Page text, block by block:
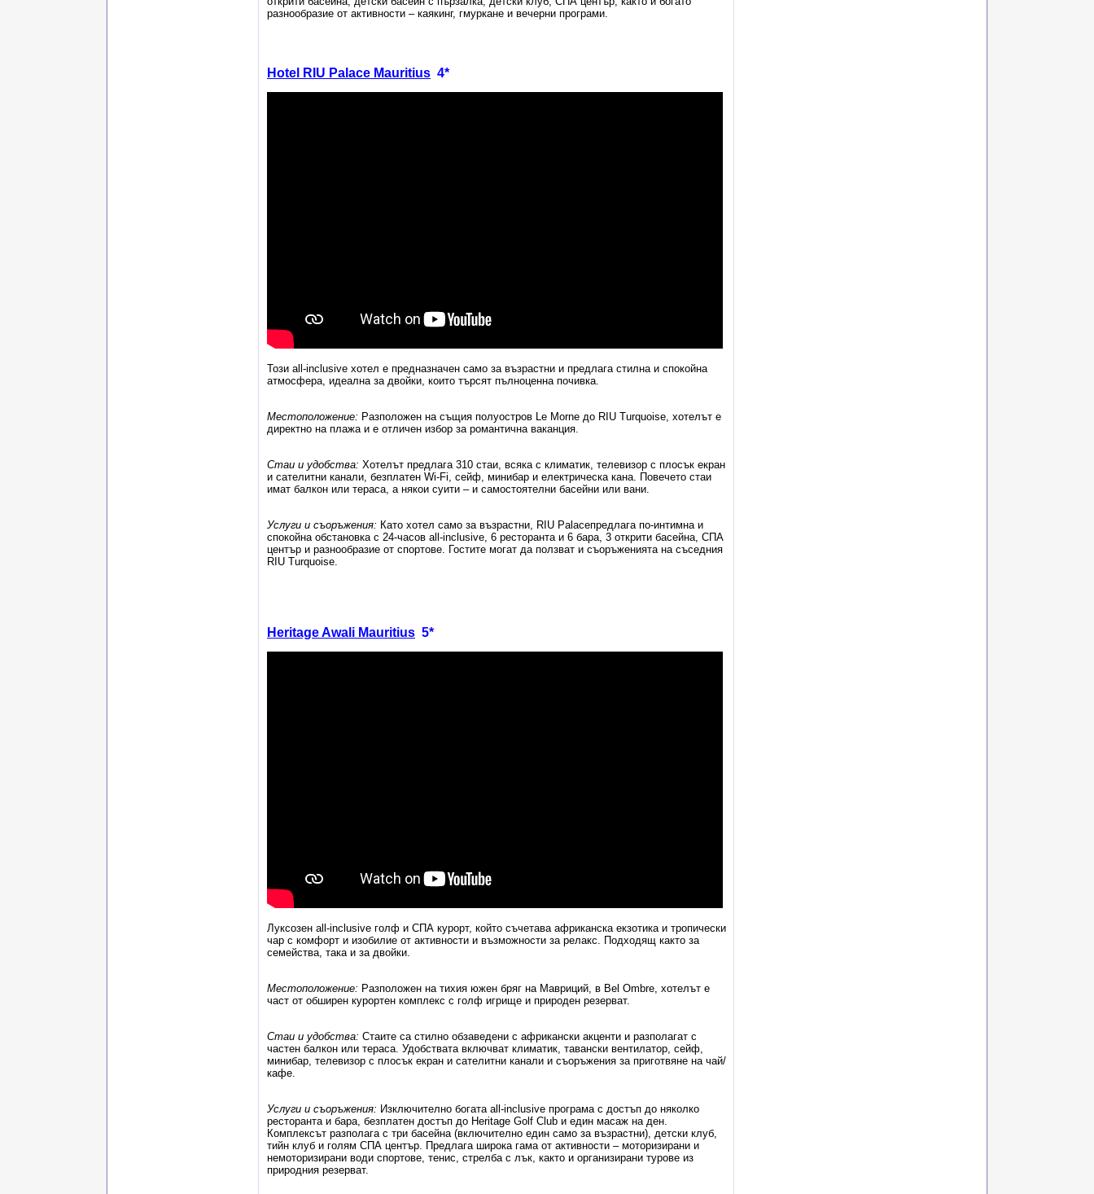
разнообразие от активности – каякинг, гмуркане и вечерни програми.
Hotel RIU Palace Mauritius 4*
Този all-inclusive хотел е предназначен само за възрастни и предлага стилна и спокойна
атмосфера, идеална за двойки, които търсят пълноценна почивка.
Местоположение: Разположен на същия полуостров Le Morne до RIU Turquoise, хотелът е
директно на плажа и е отличен избор за романтична ваканция.
Стаи и удобства: Хотелът предлага 310 стаи, всяка с климатик, телевизор с плосък екран
и сателитни канали, безплатен Wi-Fi, сейф, минибар и електрическа кана. Повечето стаи
имат балкон или тераса, а някои суити – и самостоятелни басейни или вани.
Услуги и съоръжения: Като хотел само за възрастни, RIU Palaceпредлага по-интимна и
спокойна обстановка с 24-часов all-inclusive, 6 ресторанта и 6 бара, 3 открити басейна, СПА
център и разнообразие от спортове. Гостите могат да ползват и съоръженията на съседния
RIU Turquoise.
Heritage Awali Mauritius 5*
Луксозен all-inclusive голф и СПА курорт, който съчетава африканска екзотика и тропически
чар с комфорт и изобилие от активности и възможности за релакс. Подходящ както за
семейства, така и за двойки.
Местоположение: Разположен на тихия южен бряг на Мавриций, в Bel Ombre, хотелът е
част от обширен курортен комплекс с голф игрище и природен резерват.
Стаи и удобства: Стаите са стилно обзаведени с африкански акценти и разполагат с
частен балкон или тераса. Удобствата включват климатик, тавански вентилатор, сейф,
минибар, телевизор с плосък екран и сателитни канали и съоръжения за приготвяне на чай/
кафе.
Услуги и съоръжения: Изключително богата all-inclusive програма с достъп до няколко
ресторанта и бара, безплатен достъп до Heritage Golf Club и един масаж на ден.
Комплексът разполага с три басейна (включително един само за възрастни), детски клуб,
тийн клуб и голям СПА център. Предлага широка гама от активности – моторизирани и
немоторизирани води спортове, тенис, стрелба с лък, както и организирани турове из
природния резерват.